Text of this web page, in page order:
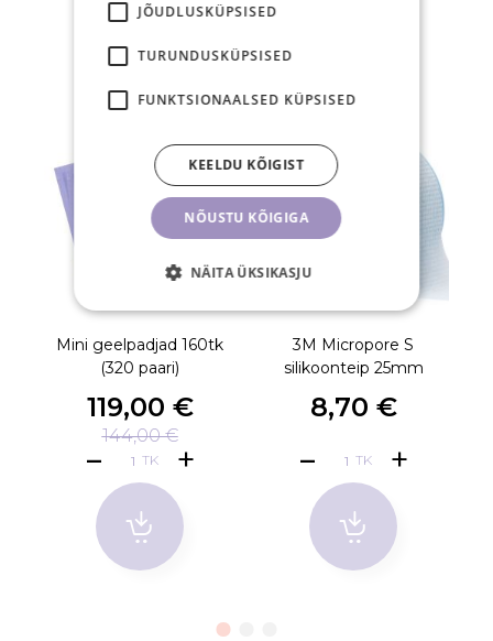
SEOTUD TOOTED
Mini geelpadjad 160tk
(320 paari)
119,00 €
144,00 €
TK
3M Micropore S
silikoonteip 25mm
8,70 €
TK
JÕUDLUSKÜPSISED
TURUNDUSKÜPSISED
FUNKTSIONAALSED KÜPSISED
NÕUSTU KÕIGIGA
KEELDU KÕIGIST
NÄITA ÜKSIKASJU